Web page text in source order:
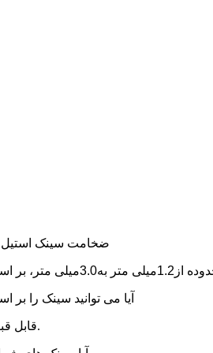
ضخامت سینک
از 1.2میلی متر به3.0
آیا می توانید سینک را
البته OEM/ODM قابل قبول است.